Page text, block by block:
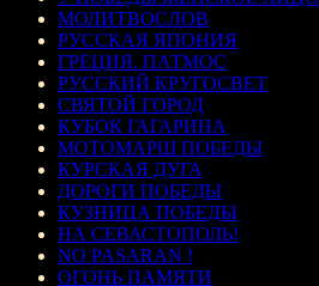
МОЛИТВОСЛОВ
РУССКАЯ ЯПОНИЯ
ГРЕЦИЯ. ПАТМОС
РУССКИЙ КРУГОСВЕТ
СВЯТОЙ ГОРОД
КУБОК ГАГАРИНА
МОТОМАРШ ПОБЕДЫ
КУРСКАЯ ДУГА
ДОРОГИ ПОБЕДЫ
КУЗНИЦА ПОБЕДЫ
НА СЕВАСТОПОЛЬ!
NO PASARAN !
ОГОНЬ ПАМЯТИ